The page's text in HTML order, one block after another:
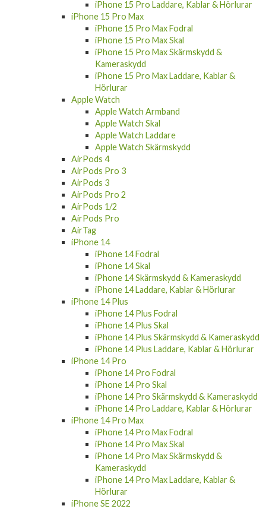
iPhone 15 Pro Laddare, Kablar & Hörlurar
iPhone 15 Pro Max
iPhone 15 Pro Max Fodral
iPhone 15 Pro Max Skal
iPhone 15 Pro Max Skärmskydd &
Kameraskydd
iPhone 15 Pro Max Laddare, Kablar &
Hörlurar
Apple Watch
Apple Watch Armband
Apple Watch Skal
Apple Watch Laddare
Apple Watch Skärmskydd
AirPods 4
AirPods Pro 3
AirPods 3
AirPods Pro 2
AirPods 1/2
AirPods Pro
AirTag
iPhone 14
iPhone 14 Fodral
iPhone 14 Skal
iPhone 14 Skärmskydd & Kameraskydd
iPhone 14 Laddare, Kablar & Hörlurar
iPhone 14 Plus
iPhone 14 Plus Fodral
iPhone 14 Plus Skal
iPhone 14 Plus Skärmskydd & Kameraskydd
iPhone 14 Plus Laddare, Kablar & Hörlurar
iPhone 14 Pro
iPhone 14 Pro Fodral
iPhone 14 Pro Skal
iPhone 14 Pro Skärmskydd & Kameraskydd
iPhone 14 Pro Laddare, Kablar & Hörlurar
iPhone 14 Pro Max
iPhone 14 Pro Max Fodral
iPhone 14 Pro Max Skal
iPhone 14 Pro Max Skärmskydd &
Kameraskydd
iPhone 14 Pro Max Laddare, Kablar &
Hörlurar
iPhone SE 2022